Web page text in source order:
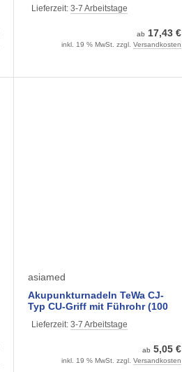
Lieferzeit:3-7 Arbeitstage
ab 17,43 €
inkl. 19 % MwSt. zzgl. Versandkosten
asiamed
Akupunkturnadeln TeWa CJ-
Typ CU-Griff mit Führohr (100
Lieferzeit:3-7 Arbeitstage
ab 5,05 €
inkl. 19 % MwSt. zzgl. Versandkosten